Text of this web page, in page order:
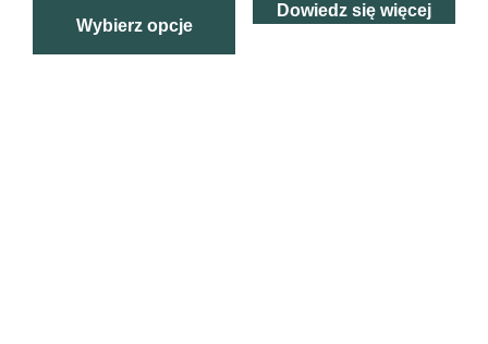
Wybierz opcje
Dowiedz się więcej